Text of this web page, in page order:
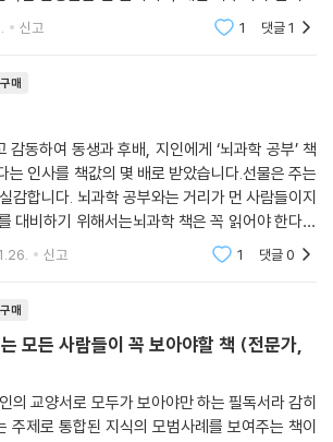
도움이 안되고, 신경과학이나 논문은 일반인이
신고 1 댓글1
구매
감동하여 동생과 후배, 지인에게 ‘뇌과학 공부’ 책
는 인사를 책값의 몇 배로 받았습니다.선물은 주는
감합니다. 뇌과학 공부와는 거리가 먼 사람들이지
대비하기 위해서는뇌과학 책은 꼭 읽어야 한다는
니선물을 제대로 한 셈입니다. 뇌과학 공부가 필요
신고 1 댓글0
구매
모든 사람들이 꼭 보아야할 책 (전문가,
의 교양서로 모두가 보아야만 하는 필독서라 감히
주제로 통합된 지식의 모범사례를 보여주는 책이